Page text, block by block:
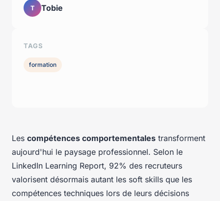
Les compétences comportementales transforment
aujourd'hui le paysage professionnel. Selon le
LinkedIn Learning Report, 92% des recruteurs
valorisent désormais autant les soft skills que les
compétences techniques lors de leurs décisions
T Tobie
TAGS
formation